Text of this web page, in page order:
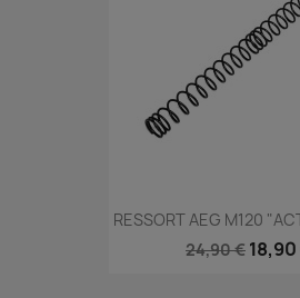
RESSORT AEG M120
24,90 €